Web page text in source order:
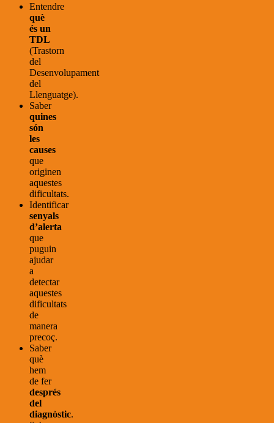
Entendre
què
és un
TDL
(Trastorn
del
Desenvolupament
del
Llenguatge).
Saber
quines
són
les
causes
que
originen
aquestes
dificultats.
Identificar
senyals
d’alerta
que
puguin
ajudar
a
detectar
aquestes
dificultats
de
manera
precoç.
Saber
què
hem
de fer
després
del
diagnòstic.